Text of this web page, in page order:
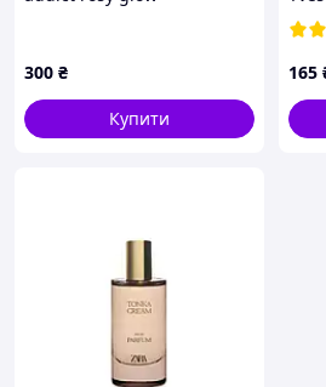
300 ₴
Купити
165